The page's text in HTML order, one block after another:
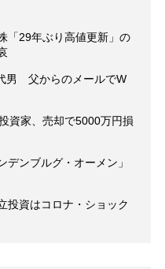
29年ぶり高値更新」の
男 父からのメールでW
資家、売却で5000万円損
ンブルグ・オーメン」
投資はコロナ・ショック